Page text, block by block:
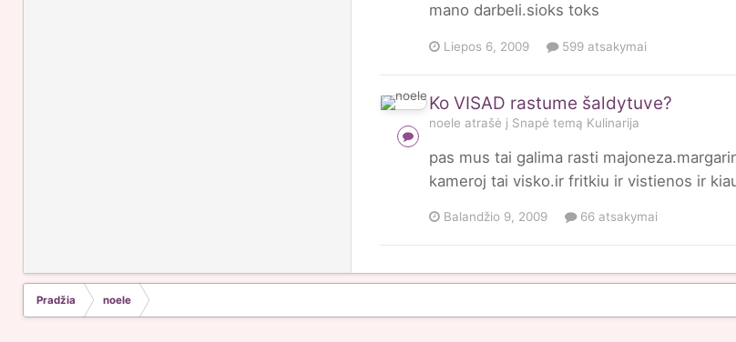
mano darbeli.sioks toks
Liepos 6, 2009 599 atsakymai
Ko VISAD rastume šaldytuve?
noele atrašė į Snapė temą Kulinarija
pas mus tai galima rasti
kameroj tai visko.ir fritkiu ir vistienos ir
Balandžio 9, 2009 66 atsakymai
Pradžia noele